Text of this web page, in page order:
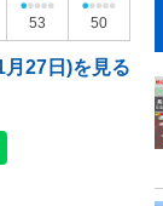
53 50
27日)を見る